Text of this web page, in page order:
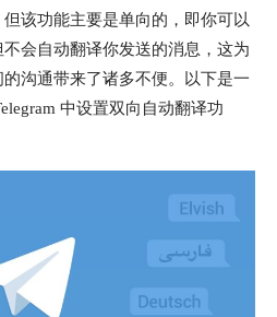
该功能主要是单向的，即你可以
会自动翻译你发送的消息，这为
沟通带来了诸多不便。以下是一
中设置双向自动翻译功